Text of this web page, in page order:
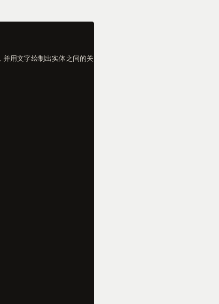
用文字绘制出实体之间的关系图